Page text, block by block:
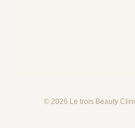
© 2026 Le trois Beauty